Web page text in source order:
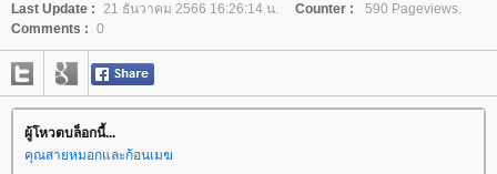
Last Update : 21 ธันวาคม 2566 16:26:14 น. Counter :
590 Pageviews.
Comments : 0
ผู้โหวตบล็อกนี้...
คุณสายหมอกและก้อนเมฆ